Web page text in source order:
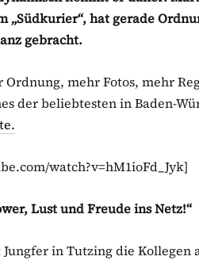
„Südkurier“, hat gerade
gebracht.
Ordnung, mehr Fotos, mehr
der beliebtesten in Baden-
watch?v=hM1ioFd_Jyk]
Lust und Freude ins Netz!“
in Tutzing die